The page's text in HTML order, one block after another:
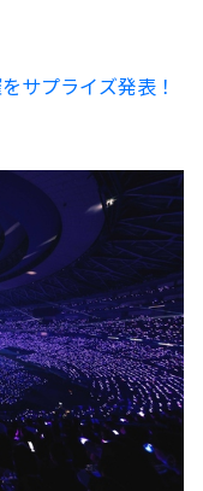
サプライズ発表！